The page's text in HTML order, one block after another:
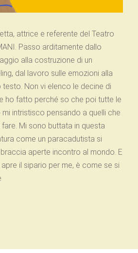
attrice e referente del Teatro
Passo arditamente dallo
alla costruzione di un
dal lavoro sulle emozioni alla
testo. Non vi elenco le decine di
ho fatto perché so che poi tutte le
intristisco pensando a quelli che
Mi sono buttata in questa
come un paracadutista si
braccia aperte incontro al mondo. E
il sipario per me, è come se si